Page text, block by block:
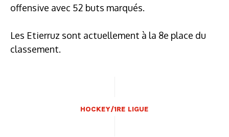
offensive avec 52 buts marqués.
Les Etierruz sont actuellement à la 8e place du
classement.
HOCKEY/1RE LIGUE